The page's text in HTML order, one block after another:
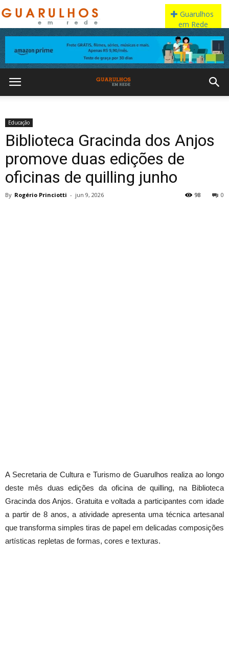
Educação
Biblioteca Gracinda dos Anjos
promove duas edições de
oficinas de quilling junho
By Rogério Princiotti - jun 9, 2026 0
98
A Secretaria de Cultura e Turismo de Guarulhos realiza ao longo
deste mês duas edições da oficina de quilling, na Biblioteca
Gracinda dos Anjos. Gratuita e voltada a participantes com idade
a partir de 8 anos, a atividade apresenta uma técnica artesanal
que transforma simples tiras de papel em delicadas composições
artísticas repletas de formas, cores e texturas.